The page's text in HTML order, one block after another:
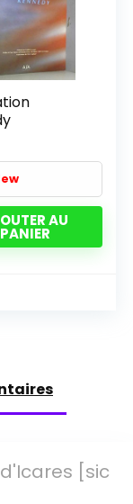
AU
PANIER
[sic